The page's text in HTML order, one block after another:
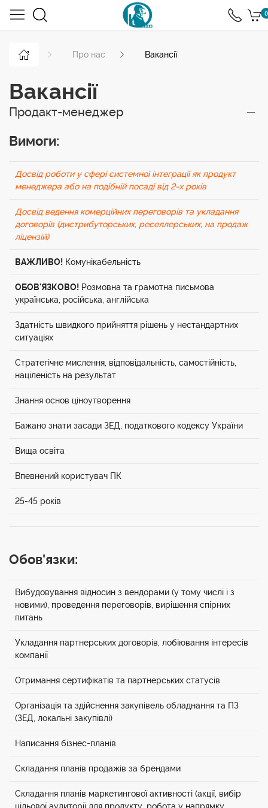
0
Про нас Вакансії
Вакансії
Продакт-менеджер
Вимоги:
Досвід роботи у сфері системної інтеграції як продукт
менеджера або на подібній посаді від 2-х років
Досвід ведення комерційних переговорів та укладання
договорів (дистрибуторських, реселлерських, на продаж
ліцензій)
ВАЖЛИВО! Комунікабельність
ОБОВ'ЯЗКОВО! Розмовна та грамотна письмова
українська, російська, англійська
Здатність швидкого прийняття рішень у нестандартних
ситуаціях
Стратегічне мислення, відповідальність, самостійність,
націленість на результат
Знання основ ціноутворення
Бажано знати засади ЗЕД, податкового кодексу України
Вища освіта
Впевнений користувач ПК
25-45 років
Обов'язки:
Вибудовування відносин з вендорами (у тому числі і з
новими), проведення переговорів, вирішення спірних
питань
Укладання партнерських договорів, лобіювання інтересів
компанії
Отримання сертифікатів та партнерських статусів
Організація та здійснення закупівель обладнання та ПЗ
(ЗЕД, локальні закупівлі)
Написання бізнес-планів
Складання планів продажів за брендами
Складання планів маркетингової активності (акції, вибір